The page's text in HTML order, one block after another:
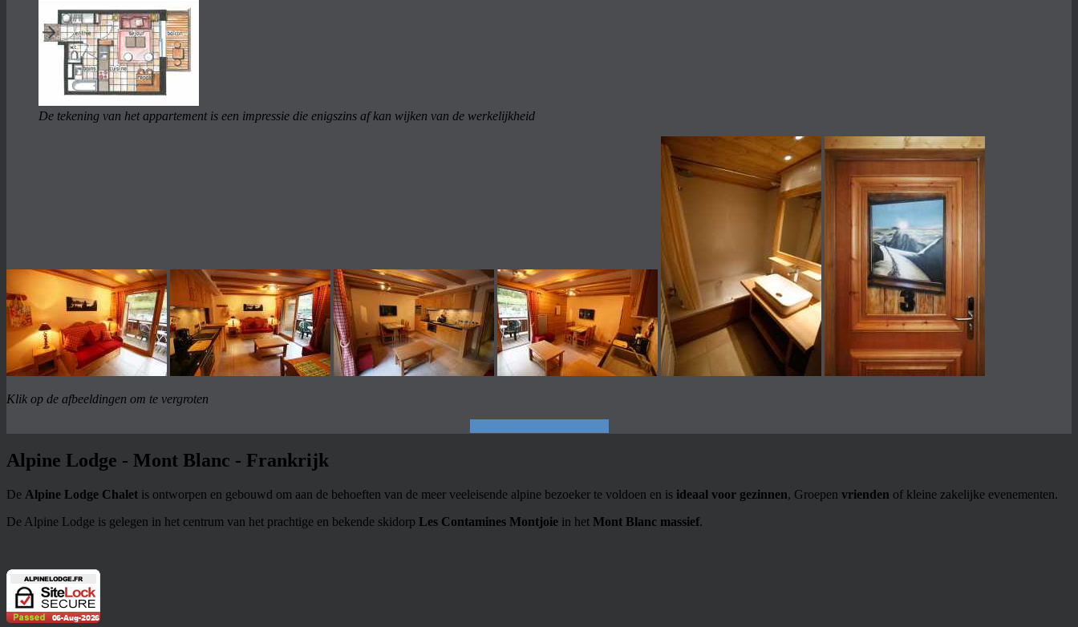
De tekening van het appartement is een impressie die enigszins af kan wijken van de werkelijkheid
Klik op de afbeeldingen om te vergroten
Alpine Lodge - Mont Blanc - Frankrijk
De Alpine Lodge Chalet is ontworpen en gebouwd om aan de behoeften van de meer veeleisende alpine bezoeker te voldoen en is ideaal voor gezinnen, Groepen vrienden of kleine zakelijke evenementen.
De Alpine Lodge is gelegen in het centrum van het prachtige en bekende skidorp Les Contamines Montjoie in het Mont Blanc massief.